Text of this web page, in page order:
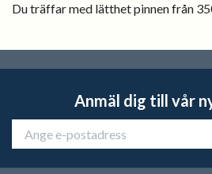
Du träffar med lätthet pinnen från
Anmäl dig till vår